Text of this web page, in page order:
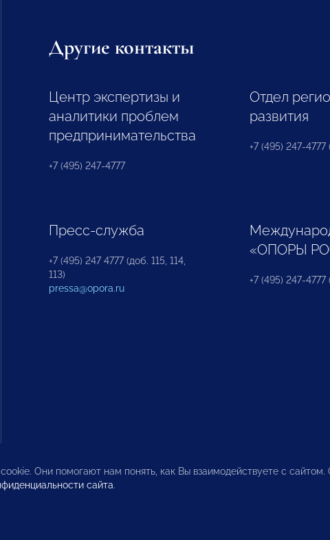
Другие контакты
Центр экспертизы и
аналитики проблем
предпринимательства
+7 (495) 247-4777
Отдел
развития
+7 (495) 247-4777
Пресс-служба
+7 (495) 247 4777 (доб. 115, 114,
113)
pressa@opora.ru
«ОПОРЫ
+7 (495) 247-4777
Они помогают нам понять, как Вы взаимодействуете с сайтом.
сайта.